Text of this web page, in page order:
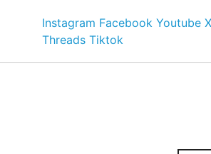
Instagram Facebook Youtube
Threads Tiktok